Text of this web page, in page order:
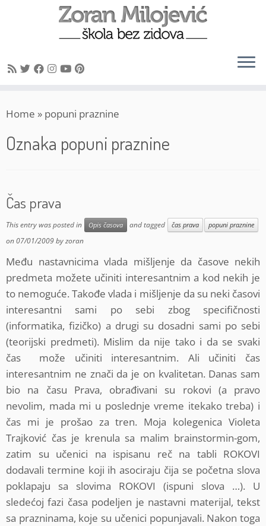
toHome » popuni praznine
Oznaka popuni praznine
Čas prava
This entry was posted in Opis časova and tagged čas prava popuni praznine
on07/01/2009byzoran
Među nastavnicima vlada mišljenje da časove nekih
predmeta možete učiniti interesantnim a kod nekih je
to nemoguće. Takođe vlada i mišljenje da su neki časovi
interesantni sami po sebi zbog specifičnosti
(informatika, fizičko) a drugi su dosadni sami po sebi
(teorijski predmeti). Mislim da nije tako i da se svaki
čas može učiniti interesantnim. Ali učiniti čas
interesantnim ne znači da je on kvalitetan. Danas sam
bio na času Prava, obrađivani su rokovi (a pravo
nevolim, mada mi u poslednje vreme itekako treba) i
čas mi je prošao za tren. Moja kolegenica Violeta
Trajković čas je krenula sa malim brainstormin-gom,
zatim su učenici na ispisanu reč na tabli ROKOVI
dodavali termine koji ih asociraju čija se početna slova
poklapaju sa slovima ROKOVI (ispuni slova …). U
sledećoj fazi časa podeljen je nastavni materijal, tekst
sa prazninama, koje su učenici popunjavali. Nakon toga